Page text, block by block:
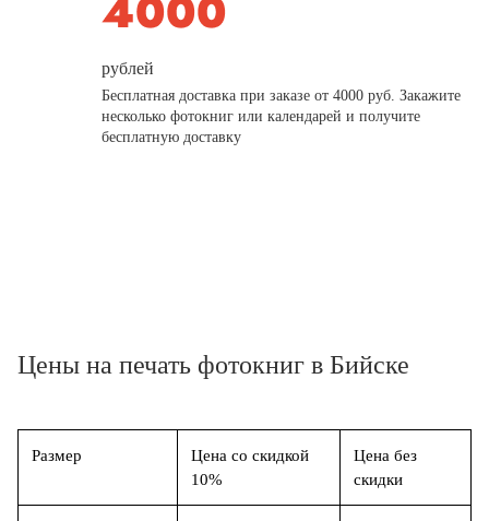
рублей
Бесплатная доставка при заказе от 4000 руб. Закажите
несколько фотокниг или календарей и получите
бесплатную доставку
Цены на печать фотокниг в Бийске
Размер
Цена со скидкой
10%
Цена без
скидки